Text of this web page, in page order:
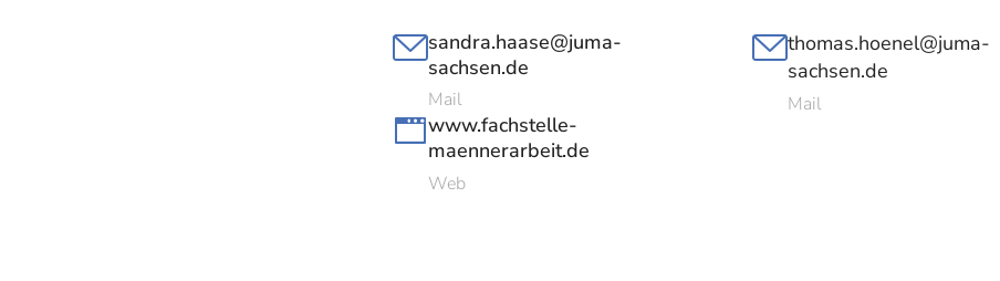
sandra.haase@juma-
sachsen.de
Mail
www.fachstelle-
maennerarbeit.de
Web
thomas.hoenel@juma-
sachsen.de
Mail